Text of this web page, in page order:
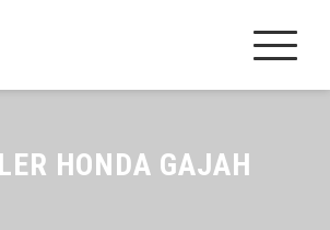
HONDA GAJAH